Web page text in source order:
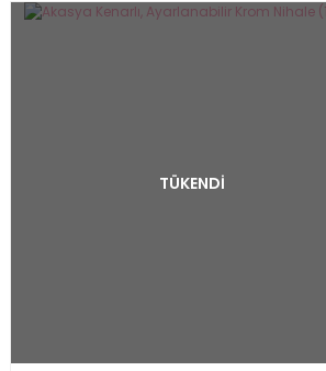
TÜKENDİ